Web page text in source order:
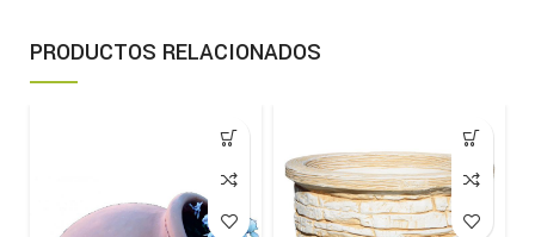
PRODUCTOS RELACIONADOS